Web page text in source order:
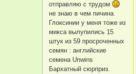
отправляю с трудом
не знаю в чем пичина.
Глоксинии у меня тоже из
микса вылупились 15
штук из 59 просроченных
семян : английские
семена Unwins
Бархатный сюрприз.